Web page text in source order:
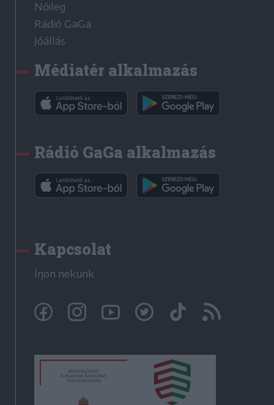
Nőileg
Rádió GaGa
Jóállás
Médiatér alkalmazás
Rádió GaGa alkalmazás
Kapcsolat
Írjon nekünk